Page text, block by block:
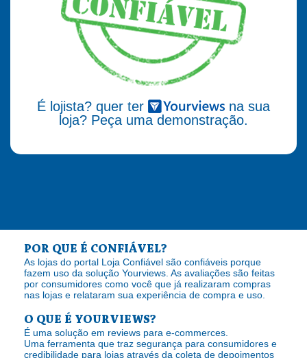
É lojista? quer ter
na sua
loja? Peça uma demonstração.
POR QUE É CONFIÁVEL?
As lojas do portal Loja Confiável são confiáveis porque
fazem uso da solução Yourviews. As avaliações são feitas
por consumidores como você que já realizaram compras
nas lojas e relataram sua experiência de compra e uso.
O QUE É YOURVIEWS?
É uma solução em reviews para e-commerces.
Uma ferramenta que traz segurança para consumidores e
credibilidade para lojas através da coleta de depoimentos